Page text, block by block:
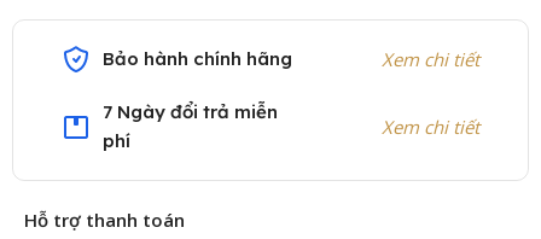
Bảo hành chính hãng Xem chi tiết
7 Ngày đổi trả miễn
phí
Xem chi tiết
Hỗ trợ thanh toán